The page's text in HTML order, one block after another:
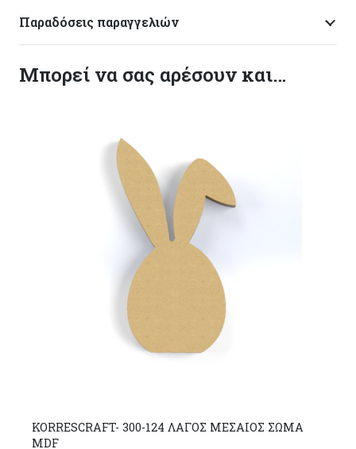
Παραδόσεις παραγγελιών
Μπορεί να σας αρέσουν και…
KORRESCRAFT- 300-124 ΛΑΓΟΣ ΜΕΣΑΙΟΣ ΣΩΜΑ
MDF